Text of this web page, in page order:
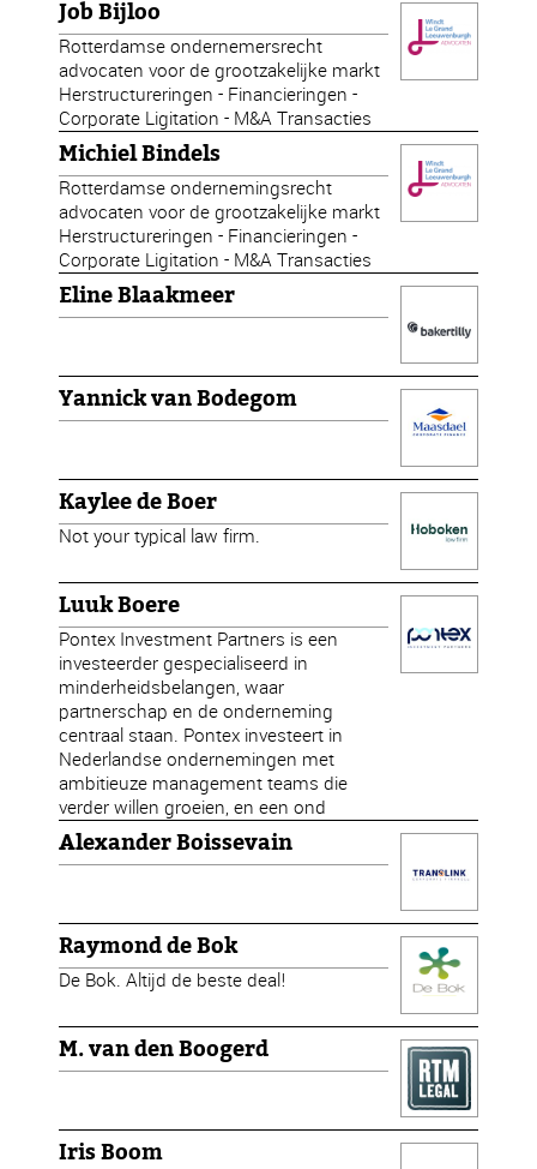
Job Bijloo
Rotterdamse ondernemersrecht
advocaten voor de grootzakelijke markt
Herstructureringen - Financieringen -
Corporate Ligitation - M&A Transacties
Michiel Bindels
Rotterdamse ondernemingsrecht
advocaten voor de grootzakelijke markt
Herstructureringen - Financieringen -
Corporate Ligitation - M&A Transacties
Eline Blaakmeer
Yannick van Bodegom
Kaylee de Boer
Not your typical law firm.
Luuk Boere
Pontex Investment Partners is een
investeerder gespecialiseerd in
minderheidsbelangen, waar
partnerschap en de onderneming
centraal staan. Pontex investeert in
Nederlandse ondernemingen met
ambitieuze management teams die
verder willen groeien, en een ond
Alexander Boissevain
Raymond de Bok
De Bok. Altijd de beste deal!
M. van den Boogerd
Iris Boom